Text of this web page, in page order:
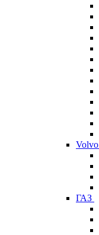
Volvo
ГАЗ